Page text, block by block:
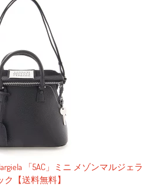
「5AC」ミニ メゾンマルジェラ
【送料無料】